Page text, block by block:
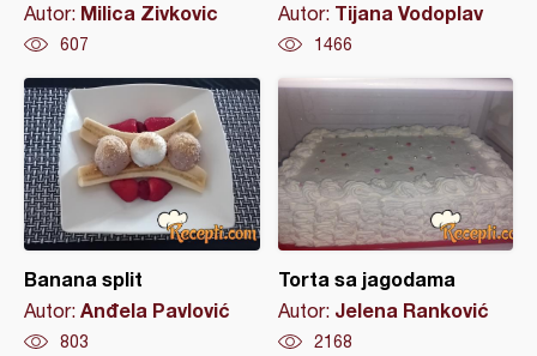
Autor: Milica Zivkovic
607
Autor: Tijana Vodoplav
1466
Banana split
Autor: Anđela Pavlović
803
Torta sa jagodama
Autor: Jelena Ranković
2168